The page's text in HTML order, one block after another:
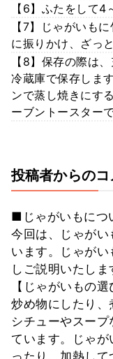
【6】ふたをして4
【7】じゃがいも
に振りかけ、ざっ
【8】保存の際は
冷蔵庫で保存しま
ンで蒸し焼きにす
ーブントースター
投稿者からのコ
■じゃがいもにつ
今回は、じゃがい
います。じゃが
しご説明いたしま
【じゃがいもの選
炒め物にしたり、
シチューやスー
ています。じゃ
ったり、加熱し